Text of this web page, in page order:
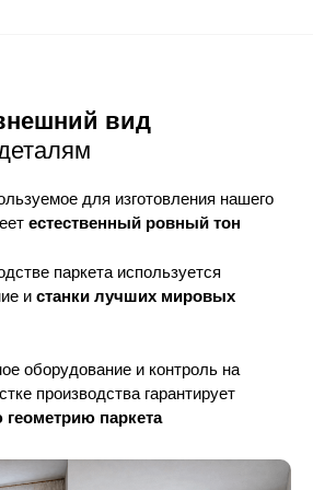
вид
для изготовления нашего
естественный ровный тон
паркета используется
и станки лучших мировых
оборудование и контроль на
производства гарантирует
паркета